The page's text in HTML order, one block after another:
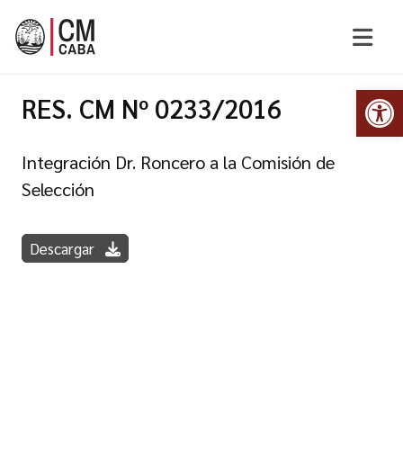
RES. CM Nº 0233/2016
Integración Dr. Roncero a la Comisión de
Selección
Descargar